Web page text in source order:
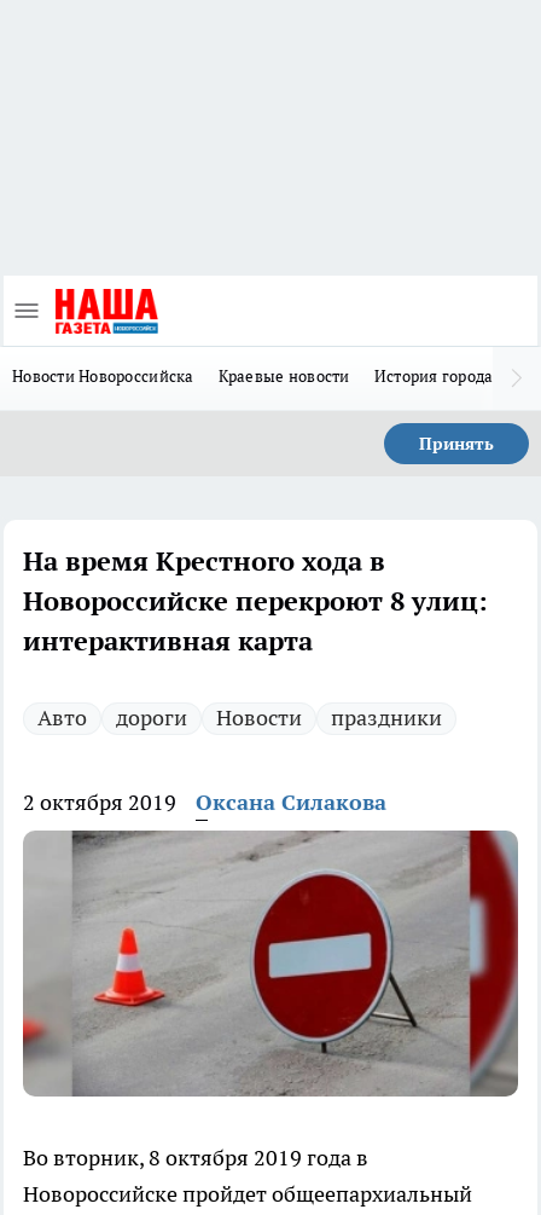
Новости Новороссийска Краевые новости История города Н
Принять
На время Крестного хода в
Новороссийске перекроют 8 улиц:
интерактивная карта
Авто дороги Новости праздники
2 октября 2019 Оксана Силакова
Во вторник, 8 октября 2019 года в
Новороссийске пройдет общеепархиальный